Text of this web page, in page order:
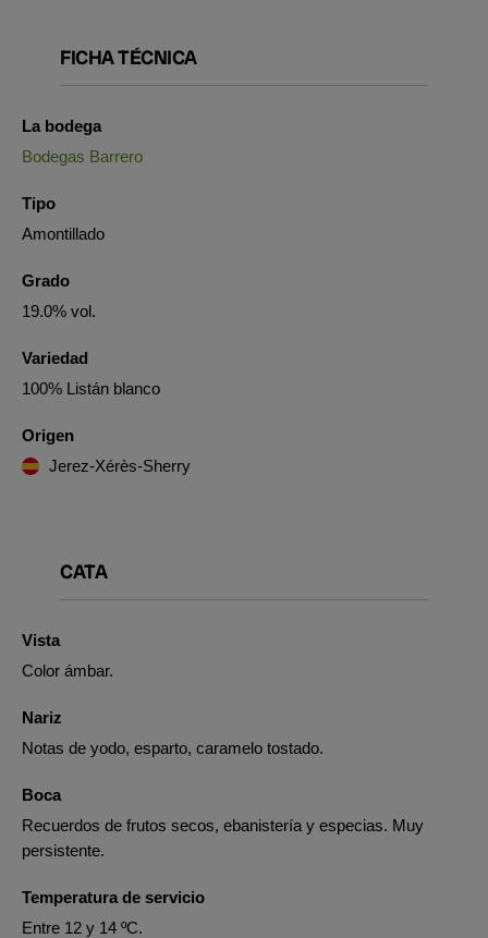
FICHA TÉCNICA
La bodega
Bodegas Barrero
Tipo
Amontillado
Grado
19.0% vol.
Variedad
100% Listán blanco
Origen
Jerez-Xérès-Sherry
CATA
Vista
Color ámbar.
Nariz
Notas de yodo, esparto, caramelo tostado.
Boca
Recuerdos de frutos secos, ebanistería y especias. Muy
persistente.
Temperatura de servicio
Entre 12 y 14 ºC.